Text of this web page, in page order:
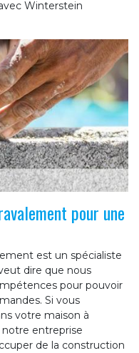
Winterstein
pour une
est un spécialiste
dire que nous
pour pouvoir
Si vous
votre maison à
notre entreprise
de la construction